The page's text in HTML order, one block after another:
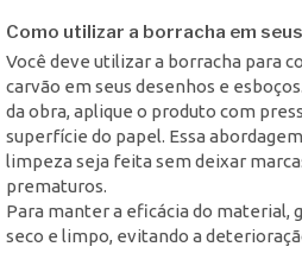
Como utilizar a borracha em
Você deve utilizar a borracha para
carvão em seus desenhos e
da obra, aplique o produto com
superfície do papel. Essa
limpeza seja feita sem deixar
prematuros.
Para manter a eficácia do material,
seco e limpo, evitando a